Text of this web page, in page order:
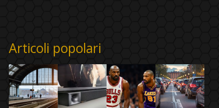
Articoli popolari